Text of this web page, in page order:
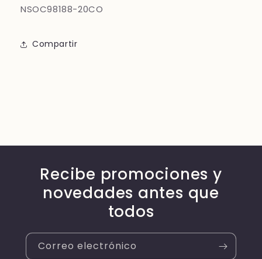
NSOC98188-20CO
Compartir
Recibe promociones y
novedades antes que
todos
Correo electrónico